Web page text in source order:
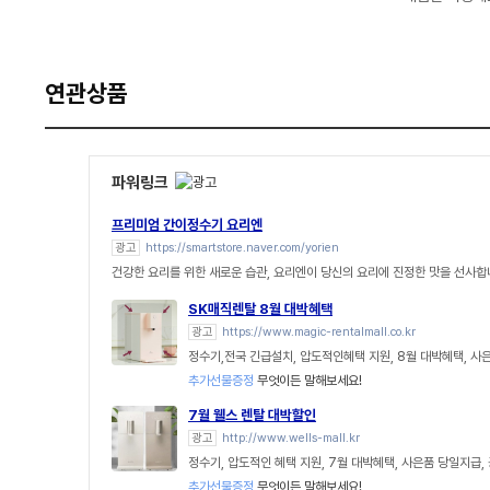
연관상품
파워링크
프리미엄 간이정수기 요리엔
광고 https://smartstore.naver.com/yorien
건강한 요리를 위한 새로운 습관, 요리엔이 당신의 요리에 진정한 맛을 선사합
SK매직렌탈 8월 대박혜택
광고 https://www.magic-rentalmall.co.kr
정수기,전국 긴급설치, 압도적인혜택 지원, 8월 대박혜택, 사
추가선물증정 무엇이든 말해보세요!
7월 웰스 렌탈 대박할인
광고 http://www.wells-mall.kr
정수기, 압도적인 혜택 지원, 7월 대박혜택, 사은품 당일지급,
추가선물증정 무엇이든 말해보세요!